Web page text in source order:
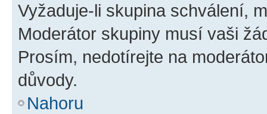
Vyžaduje-li skupina schválení,
Moderátor skupiny musí vaši
Prosím, nedotírejte na
důvody.
Nahoru